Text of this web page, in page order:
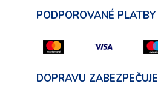
PODPOROVANÉ PLATBY
DOPRAVU ZABEZPEČUJE